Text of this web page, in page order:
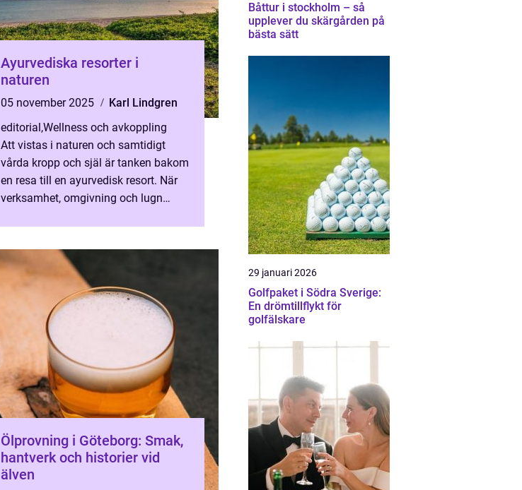
Ayurvediska resorter i
naturen
05 november 2025
Karl Lindgren
editorial,Wellness och avkoppling
Att vistas i naturen och samtidigt
vårda kropp och själ är tanken bakom
en resa till en ayurvedisk resort. När
verksamhet, omgivning och lugn
Ölprovning i Göteborg: Smak,
hantverk och historier vid
älven
Båttur i stockholm – så
upplever du skärgården på
bästa sätt
29 januari 2026
Golfpaket i Södra Sverige:
En drömtillflykt för
golfälskare